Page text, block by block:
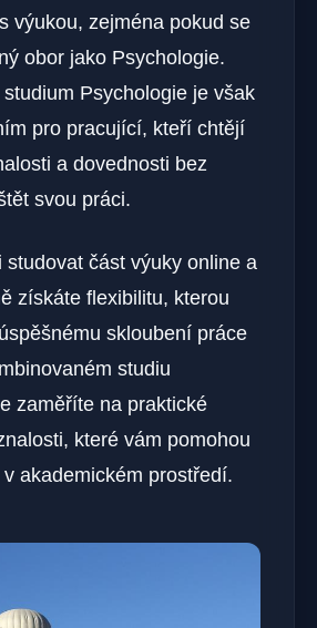
výukou, zejména pokud se
obor jako Psychologie.
Psychologie je však
pro pracující, kteří chtějí
a dovednosti bez
svou práci.
studovat část výuky online a
získáte flexibilitu, kterou
skloubení práce
studiu
zaměříte na praktické
které vám pomohou
akademickém prostředí.